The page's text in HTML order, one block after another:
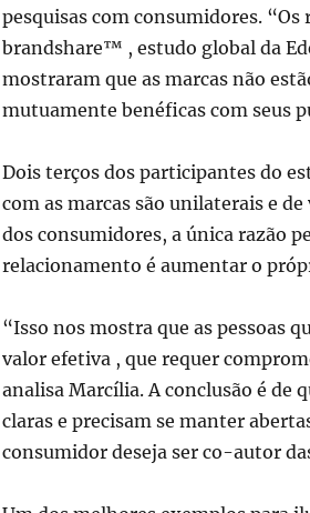
pesquisas com consumidores.
brandshare™ , estudo global da
mostraram que as marcas não
mutuamente benéficas com seus
Dois terços dos participantes do
com as marcas são unilaterais e
dos consumidores, a única razão
relacionamento é aumentar o
“Isso nos mostra que as pessoas
valor efetiva , que requer
analisa Marcília. A conclusão é de
claras e precisam se manter
consumidor deseja ser co-autor